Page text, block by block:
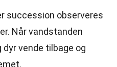
succession observeres
Når vandstanden
dyr vende tilbage og